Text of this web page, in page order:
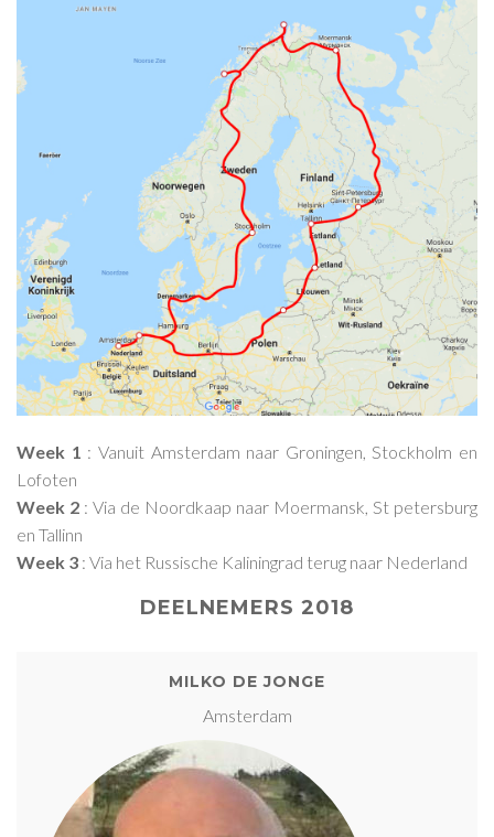
Week 1 : Vanuit Amsterdam naar Groningen, Stockholm en
Lofoten
Week 2 : Via de Noordkaap naar Moermansk, St petersburg
en Tallinn
Week 3 : Via het Russische Kaliningrad terug naar Nederland
DEELNEMERS 2018
MILKO DE JONGE
Amsterdam